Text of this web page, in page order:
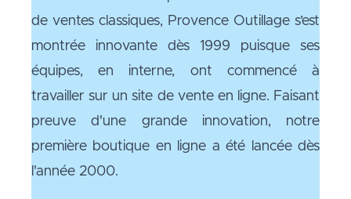
de ventes classiques, Provence Outillage s’est
montrée innovante dès 1999 puisque ses
équipes, en interne, ont commencé à
travailler sur un site de vente en ligne. Faisant
preuve d'une grande innovation, notre
première boutique en ligne a été lancée dès
l'année 2000.